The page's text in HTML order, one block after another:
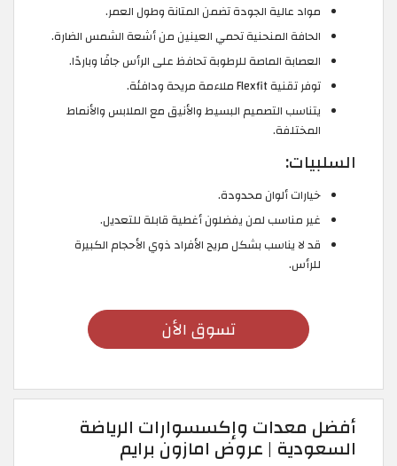
مواد عالية الجودة تضمن المتانة وطول العمر.
الحافة المنحنية تحمي العينين من أشعة الشمس الضارة.
العصابة الماصة للرطوبة تحافظ على الرأس جافًا وباردًا.
توفر تقنية Flexfit ملاءمة مريحة ودافئة.
يتناسب التصميم البسيط والأنيق مع الملابس والأنماط
المختلفة.
السلبيات:
خيارات ألوان محدودة.
غير مناسب لمن يفضلون أغطية قابلة للتعديل.
قد لا يناسب بشكل مريح الأفراد ذوي الأحجام الكبيرة
للرأس.
تسوق الأن
أفضل معدات وإكسسوارات الرياضة
السعودية | عروض امازون برايم